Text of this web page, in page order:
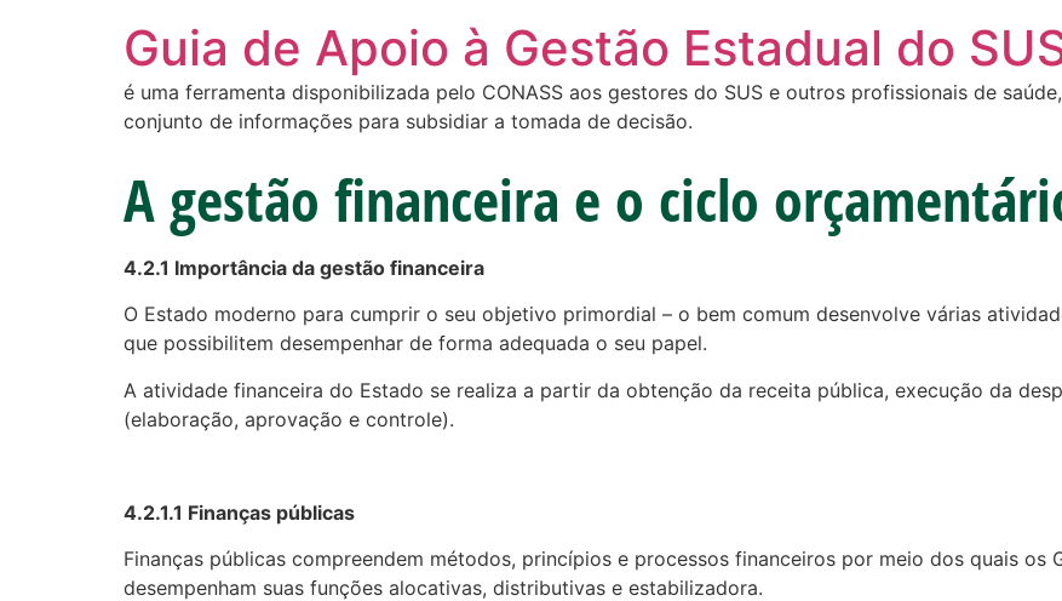
Guia de Apoio à Gestão Estadual do
é uma ferramenta disponibilizada pelo CONASS aos gestores do SUS e outros profissionais de
conjunto de informações para subsidiar a tomada de decisão.
A gestão financeira e o ciclo
4.2.1 Importância da gestão financeira
O Estado moderno para cumprir o seu objetivo primordial – o bem comum desenvolve várias
que possibilitem desempenhar de forma adequada o seu papel.
A atividade financeira do Estado se realiza a partir da obtenção da receita pública, execução da
(elaboração, aprovação e controle).
4.2.1.1 Finanças públicas
Finanças públicas compreendem métodos, princípios e processos financeiros por meio dos quais os
desempenham suas funções alocativas, distributivas e estabilizadora.